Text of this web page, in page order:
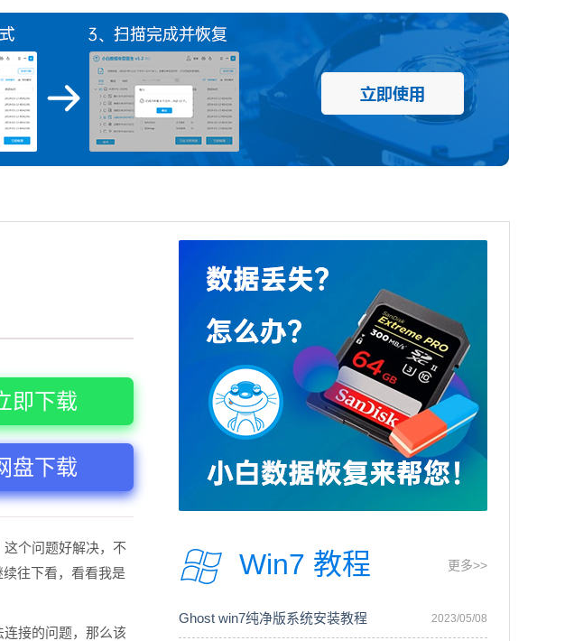
即下载
盘下载
个问题好解决，不
往下看，看看我是
接的问题，那么该
Win7 教程 更多>>
Ghost win7纯净版系统安装教程 2023/05/08